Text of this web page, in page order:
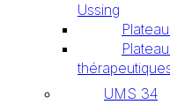
Ussing
UMS 34